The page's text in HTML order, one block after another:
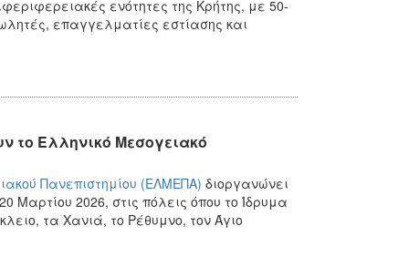
ενότητες της Κρήτης, με 50-
επαγγελματίες εστίασης και
το Ελληνικό Μεσογειακό
Πανεπιστημίου (ΕΛΜΕΠΑ) διοργανώνει
Μαρτίου 2026, στις πόλεις όπου το Ίδρυμα
τα Χανιά, το Ρέθυμνο, τον Άγιο